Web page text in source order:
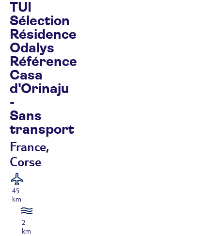
TUI
Sélection
Résidence
Odalys
Référence
Casa
d'Orinaju
-
Sans
transport
France,
Corse
45
km
2
km